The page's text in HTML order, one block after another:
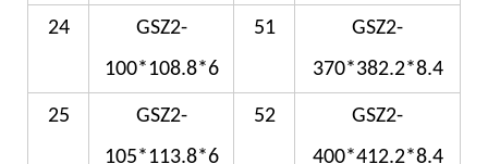
24
GSZ2-
100*108.8*6
51
GSZ2-
370*382.2*8.4
25
GSZ2-
105*113.8*6
52
GSZ2-
400*412.2*8.4